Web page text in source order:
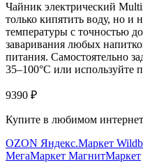
Чайник электрический
только кипятить воду, но и
температуры с точностью
заваривания любых
питания. Самостоятельно
35–100°С или используйте
9390 ₽
Купите в любимом
OZON Яндекс.Маркет
МегаМаркет МагнитМаркет